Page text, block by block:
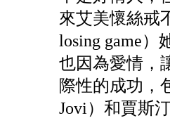
來艾美懷絲戒
losing game
也因為愛情，
際性的成功，
Jovi）和賈斯